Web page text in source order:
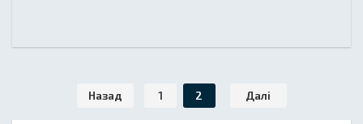
Назад 1 2 Далі